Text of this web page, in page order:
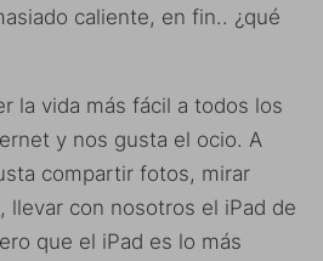
caliente, en fin.. ¿qué
la vida más fácil a todos los
y nos gusta el ocio. A
compartir fotos, mirar
llevar con nosotros el iPad de
que el iPad es lo más